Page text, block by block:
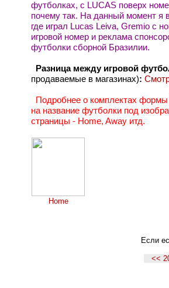
футболках, с LUCAS поверх
почему так. На данный момент я
где играл Lucas Leiva, Gremio с
игровой номер и реклама
футболки сборной Бразилии.
Разница между игровой
продаваемые в магазинах):
Подробнее о комплектах
на название футболки под
страницы - Home, Away итд.
Home
Если
<<